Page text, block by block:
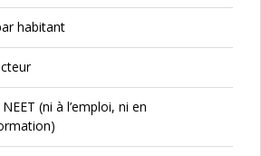
habitant
(ni à l’emploi, ni en